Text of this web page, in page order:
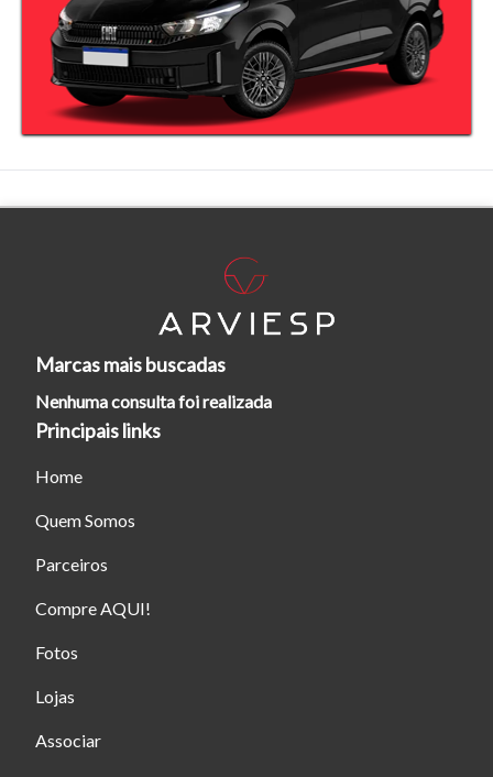
Para aumentar ou diminuir a fonte em nosso site, utilize os
atalhos Ctrl+ (para aumentar) e Ctrl- (para diminuir) no seu
teclado.
Fechar
Marcas mais buscadas
Nenhuma consulta foi realizada
Principais links
Home
Quem Somos
Parceiros
Compre AQUI!
Fotos
Lojas
Associar